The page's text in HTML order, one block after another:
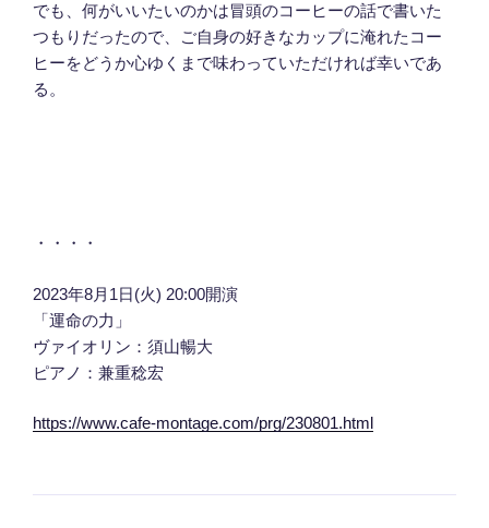
でも、何がいいたいのかは冒頭のコーヒーの話で書いた
つもりだったので、ご自身の好きなカップに淹れたコー
ヒーをどうか心ゆくまで味わっていただければ幸いであ
る。
・・・・
2023年8月1日(火) 20:00開演
「運命の力」
ヴァイオリン：須山暢大
ピアノ：兼重稔宏
https://www.cafe-montage.com/prg/230801.html